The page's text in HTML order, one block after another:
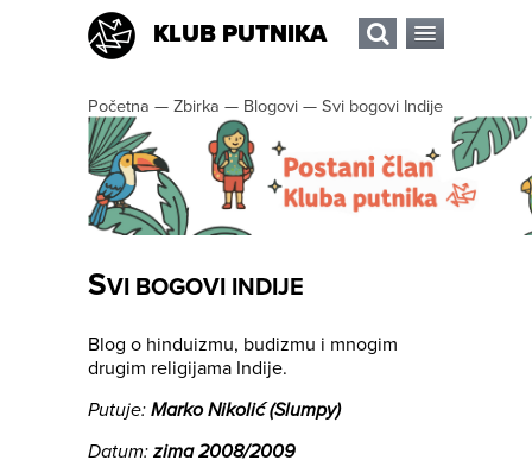
KLUB PUTNIKA
Početna — Zbirka — Blogovi — Svi bogovi Indije
SVI BOGOVI INDIJE
Blog o hinduizmu, budizmu i mnogim
drugim religijama Indije.
Putuje: Marko Nikolić (Slumpy)
Datum: zima 2008/2009